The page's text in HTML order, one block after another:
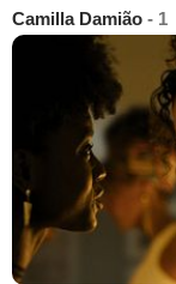
Camilla Damião - 1